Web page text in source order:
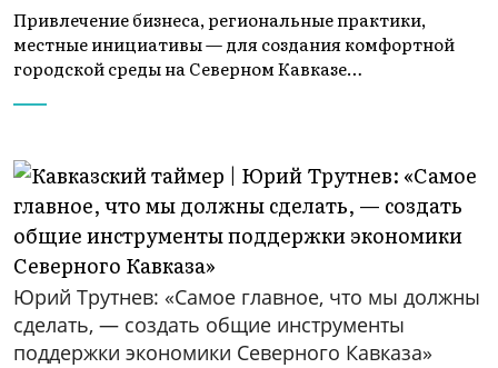
Привлечение бизнеса, региональные практики,
местные инициативы — для создания комфортной
городской среды на Северном Кавказе…
Юрий Трутнев: «Самое главное, что мы должны
сделать, — создать общие инструменты
поддержки экономики Северного Кавказа»